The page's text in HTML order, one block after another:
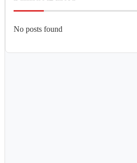
No posts found